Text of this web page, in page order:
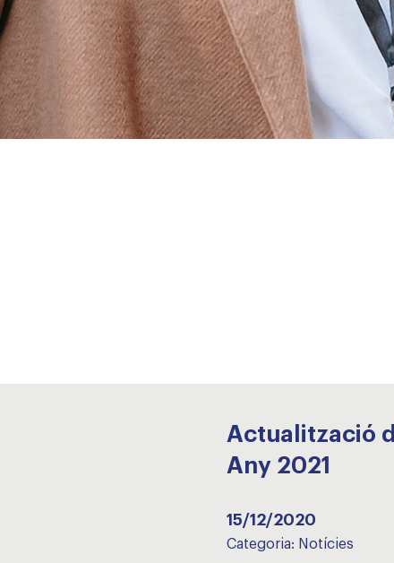
Actualització
Any 2021
15/12/2020
Categoria: Notícies